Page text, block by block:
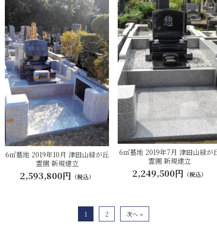
6㎡墓地 2019年10月 津田山緑が丘
霊園 新規建立
2,593,800円 （税込）
6㎡墓地 2019年7月 津田山緑が
霊園 新規建立
2,249,500円 （税込）
1 2 次へ »